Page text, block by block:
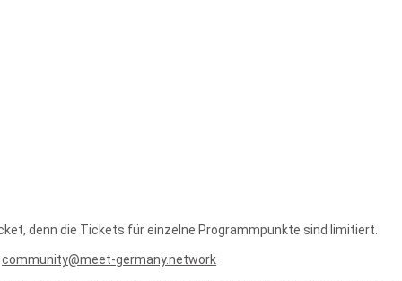
denn die Tickets für einzelne Programmpunkte sind limitiert.
community@meet-germany.network